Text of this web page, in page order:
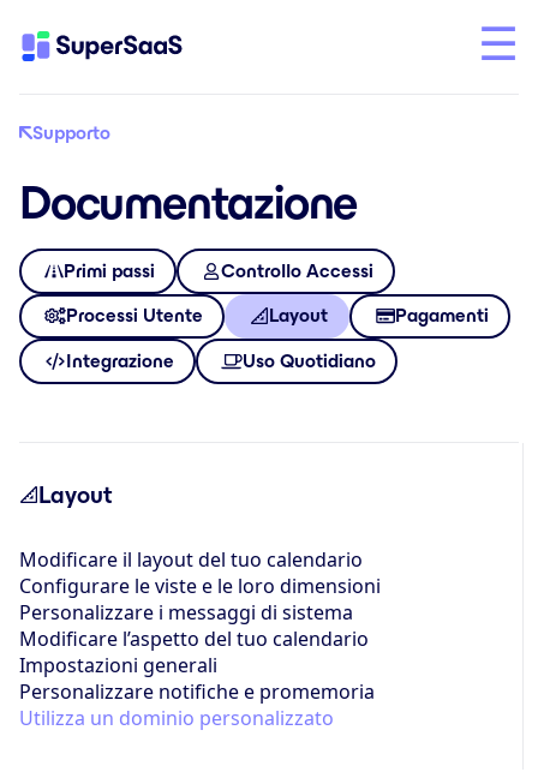
Supporto
Documentazione
Primi passi Controllo Accessi
Processi Utente Layout Pagamenti
Integrazione Uso Quotidiano
Layout
Modificare il layout del tuo calendario
Configurare le viste e le loro dimensioni
Personalizzare i messaggi di sistema
Modificare l’aspetto del tuo calendario
Impostazioni generali
Personalizzare notifiche e promemoria
Utilizza un dominio personalizzato